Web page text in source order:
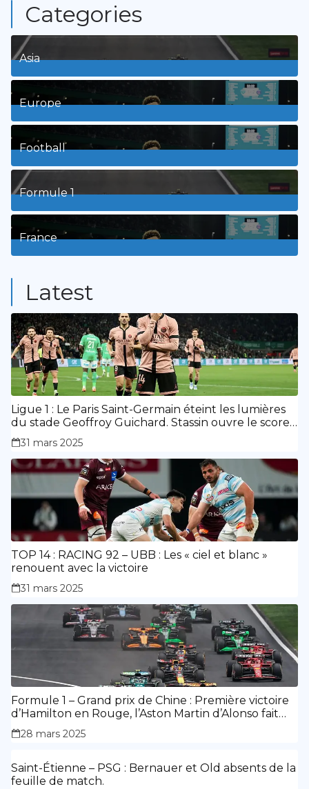
Categories
Asia
1Posts
Europe
3Posts
Football
8Posts
Formule 1
3Posts
France
Latest
Ligue 1 : Le Paris Saint-Germain éteint les lumières
du stade Geoffroy Guichard. Stassin ouvre le score,
doublé de Doué.
31 mars 2025
TOP 14 : RACING 92 – UBB : Les « ciel et blanc »
renouent avec la victoire
31 mars 2025
Formule 1 – Grand prix de Chine : Première victoire
d’Hamilton en Rouge, l’Aston Martin d’Alonso fait
des siennes.
28 mars 2025
Saint-Étienne – PSG : Bernauer et Old absents de la
feuille de match.